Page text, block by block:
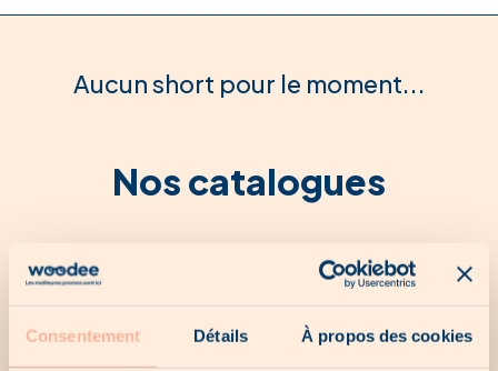
Consentement Détails À propos des cookies
Aucun short pour le moment...
Nos catalogues
Aucun catalogue pour le moment...